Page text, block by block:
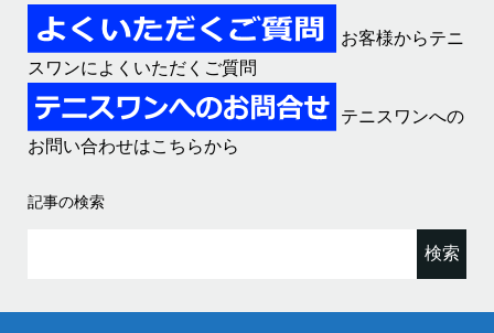
お客様からテニ
スワンによくいただくご質問
テニスワンへの
お問い合わせはこちらから
記事の検索